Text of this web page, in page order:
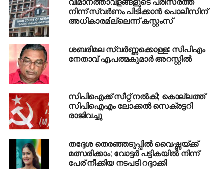
DON'T MISS
വിജിലൻസിന്റെ ക്ലീൻചിറ്റ്​: അജിത്​ കുമാറിനെ
സംരക്ഷിക്കാനുള്ള ബാധ്യത മുഖ്യമന്ത്രിക്കുണ്ട്;
വി.ഡി സതീശൻ
നിന്ന് സ്വര്‍ണം പിടിക്കാന്‍ പൊലീസിന്
അധികാരമില്ലെന്ന് കസ്റ്റംസ്
ശബരിമല സ്വര്‍ണ്ണക്കൊള്ള: സിപിഎം
നേതാവ് എ.പത്മകുമാര്‍ അറസ്റ്റില്‍
സിപിഐക്ക് സീറ്റ് നല്‍കി; കൊല്ലത്ത്
സിപിഐഎം ലോക്കല്‍ സെക്രട്ടറി
രാജിവച്ചു
തദ്ദേശ തെരഞ്ഞടുപ്പില്‍ വൈഷ്ണയ്ക്ക്
മത്സരിക്കാം; വോട്ടര്‍ പട്ടികയില്‍ നിന്ന്
പേര് നീക്കിയ നടപടി റദ്ദാക്കി